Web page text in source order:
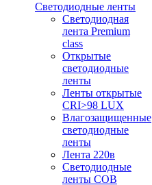
Светодиодные ленты
Светодиодная
лента Premium
class
Открытые
светодиодные
ленты
Ленты открытые
CRI>98 LUX
Влагозащищенные
светодиодные
ленты
Лента 220в
Светодиодные
ленты COB